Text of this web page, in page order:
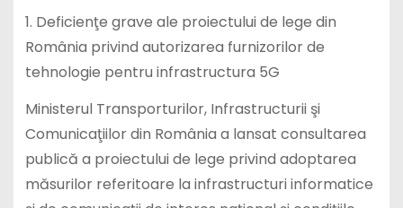
1. Deficienţe grave ale proiectului de lege din
România privind autorizarea furnizorilor de
tehnologie pentru infrastructura 5G
Ministerul Transporturilor, Infrastructurii şi
Comunicaţiilor din România a lansat consultarea
publică a proiectului de lege privind adoptarea
măsurilor referitoare la infrastructuri informatice